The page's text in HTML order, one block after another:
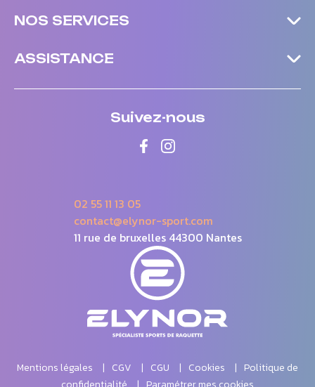
02 55 11 13 05
contact@elynor-sport.com
11 rue de bruxelles 44300 Nantes
Suivez-nous
NOS SERVICES
ASSISTANCE
Mentions légales CGV CGU Cookies
Politique de